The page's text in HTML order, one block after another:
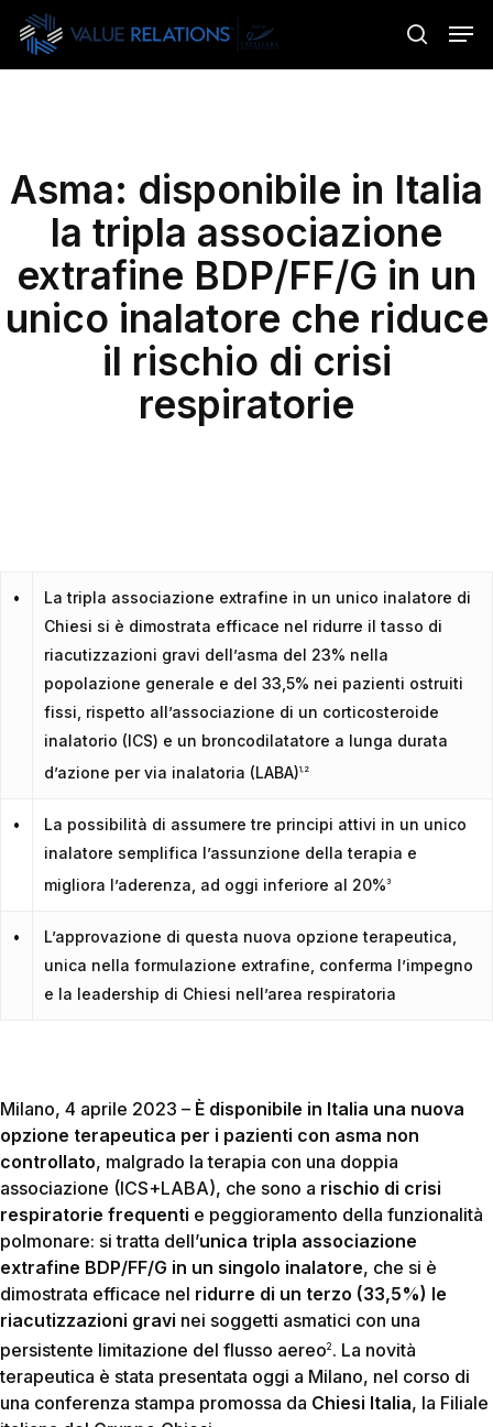
Skip
main
search
Asma: disponibile in Italia
la tripla associazione
extrafine BDP/FF/G in un
unico inalatore che riduce
il rischio di crisi
respiratorie
•
La tripla associazione extrafine in un unico inalatore di
Chiesi si è dimostrata efficace nel ridurre il tasso di
riacutizzazioni gravi dell’asma del 23% nella
popolazione generale e del 33,5% nei pazienti ostruiti
fissi, rispetto all’associazione di un corticosteroide
inalatorio (ICS) e un broncodilatatore a lunga durata
d’azione per via inalatoria (LABA)1,2
•
La possibilità di assumere tre principi attivi in un unico
inalatore semplifica l’assunzione della terapia e
migliora l’aderenza, ad oggi inferiore al 20%3
•
L’approvazione di questa nuova opzione terapeutica,
unica nella formulazione extrafine, conferma l’impegno
e la leadership di Chiesi nell’area respiratoria
Milano, 4 aprile 2023 – È disponibile in Italia una nuova
opzione terapeutica per i pazienti con asma non
controllato, malgrado la terapia con una doppia
associazione (ICS+LABA), che sono a rischio di crisi
respiratorie frequenti e peggioramento della funzionalità
polmonare: si tratta dell’unica tripla associazione
extrafine BDP/FF/G in un singolo inalatore, che si è
dimostrata efficace nel ridurre di un terzo (33,5%) le
riacutizzazioni gravi nei soggetti asmatici con una
persistente limitazione del flusso aereo2 . La novità
terapeutica è stata presentata oggi a Milano, nel corso di
una conferenza stampa promossa da Chiesi Italia, la Filiale